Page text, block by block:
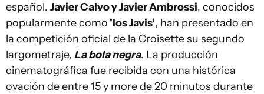
español. Javier Calvo y Javier Ambrossi, conocidos
popularmente como 'los Javis', han presentado en
la competición oficial de la Croisette su segundo
largometraje, La bola negra. La producción
cinematográfica fue recibida con una histórica
ovación de entre 15 y more de 20 minutos durante